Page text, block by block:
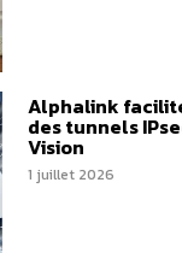
Alphalink
des tunnels
Vision
1 juillet 2026